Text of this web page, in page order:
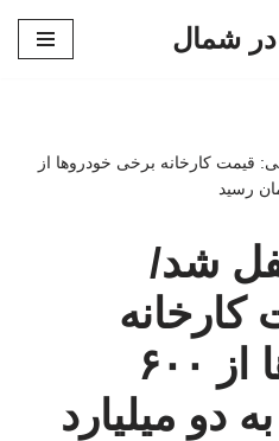
شمال
قیمت کارخانه برخی خودروها از
شد/
برخی خودروها از ۶۰۰
دو میلیارد